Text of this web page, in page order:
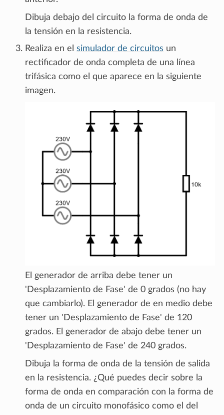
Dibuja debajo del circuito la forma de onda de
la tensión en la resistencia.
Realiza en el simulador de circuitos un
rectificador de onda completa de una línea
trifásica como el que aparece en la siguiente
imagen.
El generador de arriba debe tener un
'Desplazamiento de Fase' de 0 grados (no hay
que cambiarlo). El generador de en medio debe
tener un 'Desplazamiento de Fase' de 120
grados. El generador de abajo debe tener un
'Desplazamiento de Fase' de 240 grados.
Dibuja la forma de onda de la tensión de salida
en la resistencia. ¿Qué puedes decir sobre la
forma de onda en comparación con la forma de
onda de un circuito monofásico como el del